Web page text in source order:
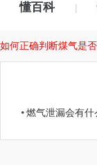
懂百科 |
如何正确判断煤气是
燃气泄漏会有什